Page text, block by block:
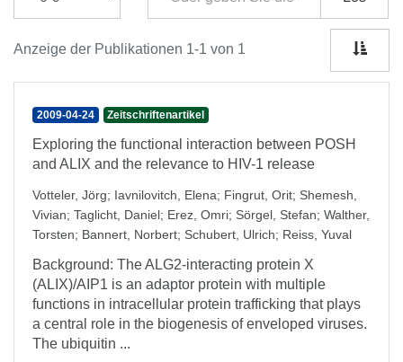
Anzeige der Publikationen 1-1 von 1
2009-04-24 Zeitschriftenartikel
Exploring the functional interaction between POSH
and ALIX and the relevance to HIV-1 release
Votteler, Jörg; Iavnilovitch, Elena; Fingrut, Orit; Shemesh,
Vivian; Taglicht, Daniel; Erez, Omri; Sörgel, Stefan; Walther,
Torsten; Bannert, Norbert; Schubert, Ulrich; Reiss, Yuval
Background: The ALG2-interacting protein X
(ALIX)/AIP1 is an adaptor protein with multiple
functions in intracellular protein trafficking that plays
a central role in the biogenesis of enveloped viruses.
The ubiquitin ...